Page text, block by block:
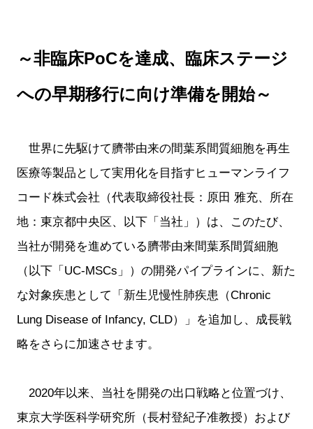
～非臨床PoCを達成、臨床ステージ
への早期移行に向け準備を開始～
世界に先駆けて臍帯由来の間葉系間質細胞を再生
医療等製品として実用化を目指すヒューマンライフ
コード株式会社（代表取締役社長：原田 雅充、所在
地：東京都中央区、以下「当社」）は、このたび、
当社が開発を進めている臍帯由来間葉系間質細胞
（以下「UC-MSCs」）の開発パイプラインに、新た
な対象疾患として「新生児慢性肺疾患（Chronic
Lung Disease of Infancy, CLD）」を追加し、成長戦
略をさらに加速させます。
2020年以来、当社を開発の出口戦略と位置づけ、
東京大学医科学研究所（長村登紀子准教授）および